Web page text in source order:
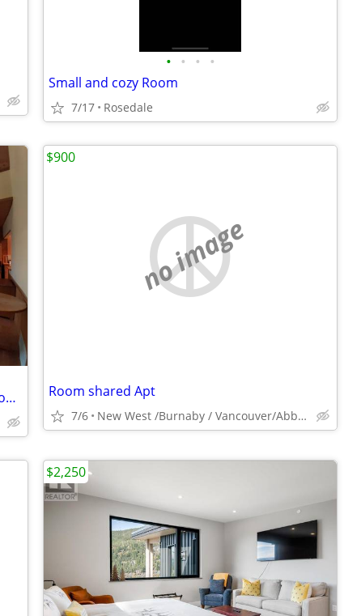
• • • •
Small and cozy Room
7/17 Rosedale
Enjoy the custom-built Swiss-chalet style home with only 1 more person
no image
Room shared Apt
7/6 New West /Burnaby / Vancouver/Abbotsford
$900
$2,250